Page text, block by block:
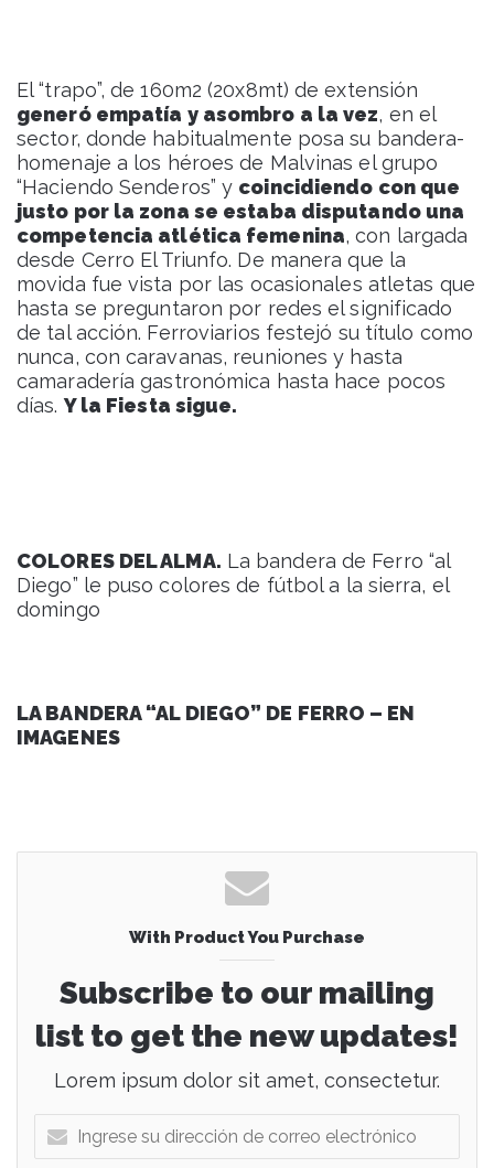
El “trapo”, de 160m2 (20x8mt) de extensión
generó empatía y asombro a la vez, en el
sector, donde habitualmente posa su bandera-
homenaje a los héroes de Malvinas el grupo
“Haciendo Senderos” y coincidiendo con que
justo por la zona se estaba disputando una
competencia atlética femenina, con largada
desde Cerro El Triunfo. De manera que la
movida fue vista por las ocasionales atletas que
hasta se preguntaron por redes el significado
de tal acción. Ferroviarios festejó su título como
nunca, con caravanas, reuniones y hasta
camaradería gastronómica hasta hace pocos
días.Y la Fiesta sigue.
COLORES DEL ALMA. La bandera de Ferro “al
Diego” le puso colores de fútbol a la sierra, el
domingo
LA BANDERA “AL DIEGO” DE FERRO – EN
IMAGENES
With Product You Purchase
Subscribe to our mailing
list to get the new updates!
Lorem ipsum dolor sit amet, consectetur.